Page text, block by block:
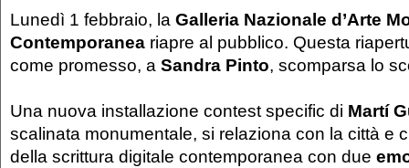
Lunedì 1 febbraio, la Galleria Nazionale d’Arte
Contemporanea riapre al pubblico. Questa
come promesso, a Sandra Pinto, scomparsa lo
Una nuova installazione contest specific di Martí
scalinata monumentale, si relaziona con la città e
della scrittura digitale contemporanea con due